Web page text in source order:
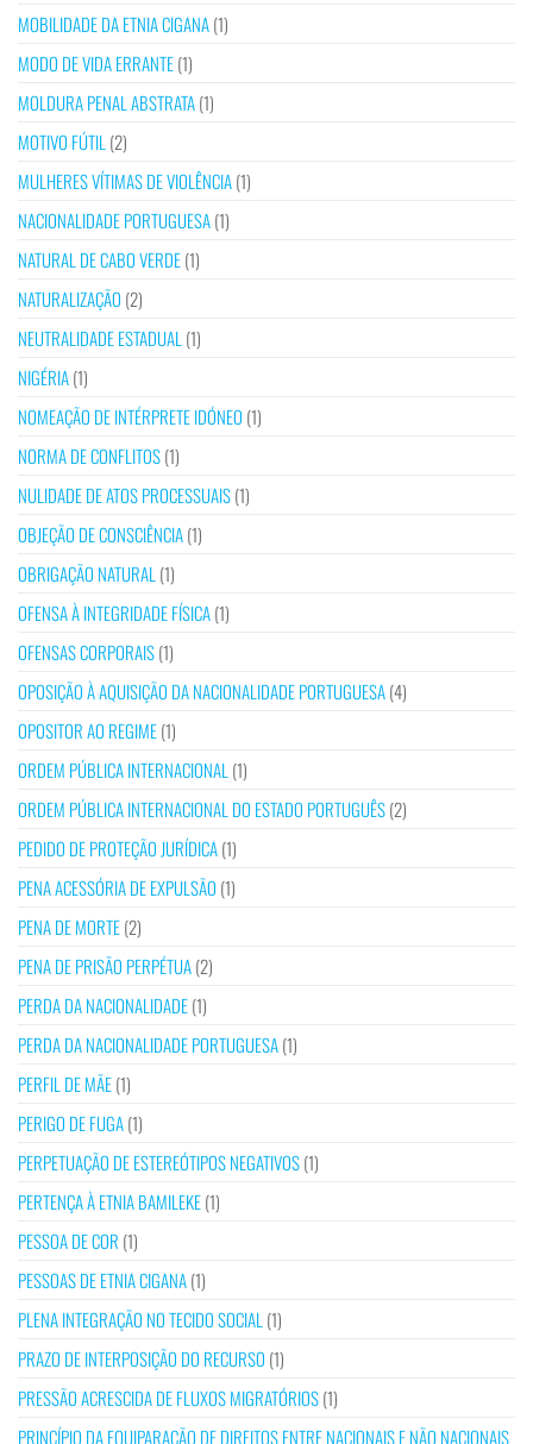
MOBILIDADE DA ETNIA CIGANA(1)
MODO DE VIDA ERRANTE(1)
MOLDURA PENAL ABSTRATA(1)
MOTIVO FÚTIL (2)
MULHERES VÍTIMAS DE VIOLÊNCIA(1)
NACIONALIDADE PORTUGUESA(1)
NATURAL DE CABO VERDE(1)
NATURALIZAÇÃO (2)
NEUTRALIDADE ESTADUAL (1)
NIGÉRIA(1)
NOMEAÇÃO DE INTÉRPRETE IDÓNEO (1)
NORMA DE CONFLITOS(1)
NULIDADE DE ATOS PROCESSUAIS(1)
OBJEÇÃO DE CONSCIÊNCIA(1)
OBRIGAÇÃO NATURAL (1)
OFENSA À INTEGRIDADE FÍSICA(1)
OFENSAS CORPORAIS(1)
OPOSIÇÃO À AQUISIÇÃO DA NACIONALIDADE PORTUGUESA(4)
OPOSITOR AO REGIME(1)
ORDEM PÚBLICA INTERNACIONAL (1)
ORDEM PÚBLICA INTERNACIONAL DO ESTADO PORTUGUÊS(2)
PEDIDO DE PROTEÇÃO JURÍDICA(1)
PENA ACESSÓRIA DE EXPULSÃO (1)
PENA DE MORTE(2)
PENA DE PRISÃO PERPÉTUA(2)
PERDA DA NACIONALIDADE(1)
PERDA DA NACIONALIDADE PORTUGUESA(1)
PERFIL DE MÃE(1)
PERIGO DE FUGA(1)
PERPETUAÇÃO DE ESTEREÓTIPOS NEGATIVOS(1)
PERTENÇA À ETNIA BAMILEKE(1)
PESSOA DE COR (1)
PESSOAS DE ETNIA CIGANA(1)
PLENA INTEGRAÇÃO NO TECIDO SOCIAL (1)
PRAZO DE INTERPOSIÇÃO DO RECURSO (1)
PRESSÃO ACRESCIDA DE FLUXOS MIGRATÓRIOS(1)
PRINCÍPIO DA EQUIPARAÇÃO DE DIREITOS ENTRE NACIONAIS E NÃO NACIONAIS